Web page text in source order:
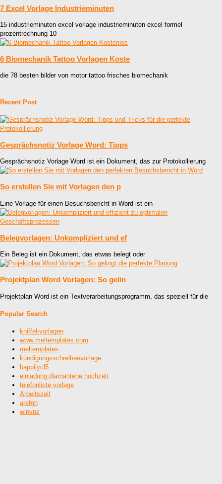
7 Excel Vorlage Industrieminuten
15 industrieminuten excel vorlage industrieminuten excel formel
prozentrechnung 10
6 Biomechanik Tattoo Vorlagen Koste
die 78 besten bilder von motor tattoo frisches biomechanik
Recent Post
Gesprächsnotiz Vorlage Word: Tipps
Gesprächsnotiz Vorlage Word ist ein Dokument, das zur Protokollierung
So erstellen Sie mit Vorlagen den p
Eine Vorlage für einen Besuchsbericht in Word ist ein
Belegvorlagen: Unkompliziert und ef
Ein Beleg ist ein Dokument, das etwas belegt oder
Projektplan Word Vorlagen: So gelin
Projektplan Word ist ein Textverarbeitungsprogramm, das speziell für die
Popular Search
kniffel-vorlagen
www meltemplates com
meltemplates
kündigungsschreibenvorlage
happilycl5
einladung diamantene hochzeit
telefonliste vorlage
Arbeitszeit
arefgh
winvnz